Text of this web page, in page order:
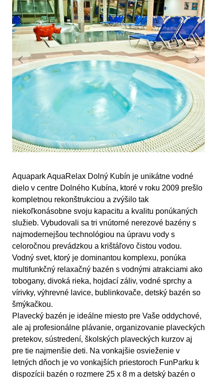
Aquapark AquaRelax Dolný Kubín je unikátne vodné
dielo v centre Dolného Kubína, ktoré v roku 2009 prešlo
kompletnou rekonštrukciou a zvýšilo tak
niekoľkonásobne svoju kapacitu a kvalitu ponúkaných
služieb. Vybudovali sa tri vnútorné nerezové bazény s
najmodernejšou technológiou na úpravu vody s
celoročnou prevádzkou a krištáľovo čistou vodou.
Vodný svet, ktorý je dominantou komplexu, ponúka
multifunkčný relaxačný bazén s vodnými atrakciami ako
tobogany, divoká rieka, hojdací záliv, vodné sprchy a
vírivky, výhrevné lavice, bublinkovače, detský bazén so
šmýkačkou.
Plavecký bazén je ideálne miesto pre Vaše oddychové,
ale aj profesionálne plávanie, organizovanie plaveckých
pretekov, sústredení, školských plaveckých kurzov aj
pre tie najmenšie deti. Na vonkajšie osvieženie v
letných dňoch je vo vonkajších priestoroch FunParku k
dispozícii bazén o rozmere 25 x 8 m a detský bazén o